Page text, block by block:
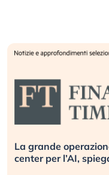
La grande
center per l’AI,